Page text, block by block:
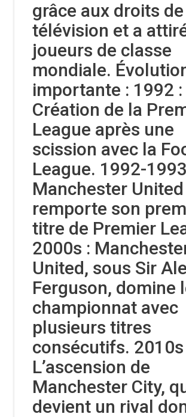
grâce aux droits de
télévision et a
joueurs de classe
mondiale.
importante : 1992 :
Création de la
League après une
scission avec la
League. 1992-
Manchester United
remporte son
titre de Premier
2000s :
United, sous Sir
Ferguson, domine
championnat avec
plusieurs titres
consécutifs. 2010s
L’ascension de
Manchester City,
devient un rival